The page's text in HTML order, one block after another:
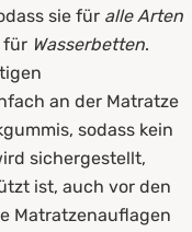
sie für alle Arten
für Wasserbetten.
an der Matratze
sodass kein
sichergestellt,
ist, auch vor den
Matratzenauflagen